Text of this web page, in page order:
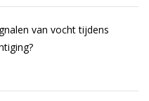
van vocht tijdens